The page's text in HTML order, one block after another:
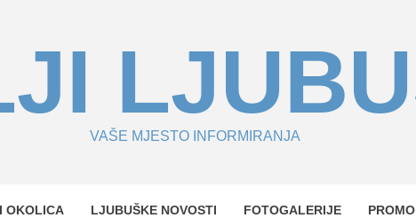
VAŠE MJESTO INFORMIRANJA
OKOLICA LJUBUŠKE NOVOSTI FOTOGALERIJE PROMO